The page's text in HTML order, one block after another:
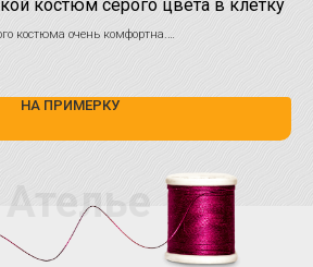
костюм серого цвета в клетку
костюма очень комфортна.
НА ПРИМЕРКУ